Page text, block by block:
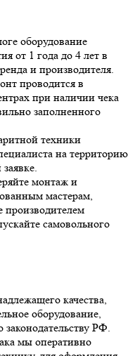
оборудование
от 1 года до 4 лет в
и производителя.
проводится в
при наличии чека
заполненного
техники
на территорию
монтаж и
мастерам,
производителем
самовольного
качества,
оборудование,
законодательству РФ.
мы оперативно